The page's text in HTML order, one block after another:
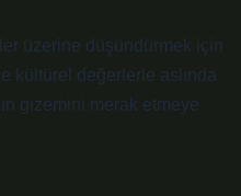
üzerine düşündürmek için
kültürel değerlerle aslında
gizemini merak etmeye